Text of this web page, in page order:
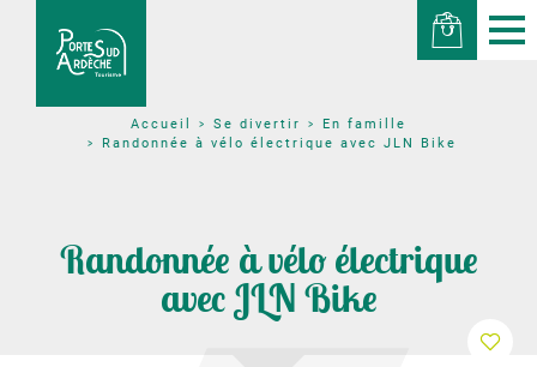
Accueil Se divertir
En famille
Randonnée à vélo électrique avec JLN Bike
Randonnée à vélo électrique
avec JLN Bike